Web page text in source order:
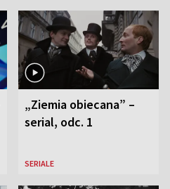
„Ziemia obiecana” –
serial, odc. 1
SERIALE